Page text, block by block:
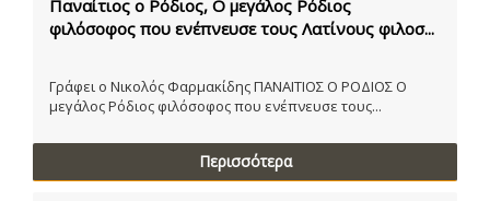
Παναίτιος ο Ρόδιος, Ο μεγάλος Ρόδιος
φιλόσοφος που ενέπνευσε τους Λατίνους φιλοσ...
Γράφει ο Νικολός Φαρμακίδης ΠΑΝΑΙΤΙΟΣ Ο ΡΟΔΙΟΣ Ο
μεγάλος Ρόδιος φιλόσοφος που ενέπνευσε τους...
Περισσότερα